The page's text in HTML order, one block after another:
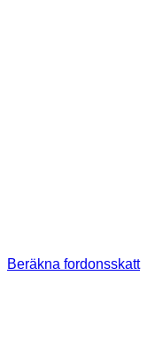
Beräkna fordonsskatt